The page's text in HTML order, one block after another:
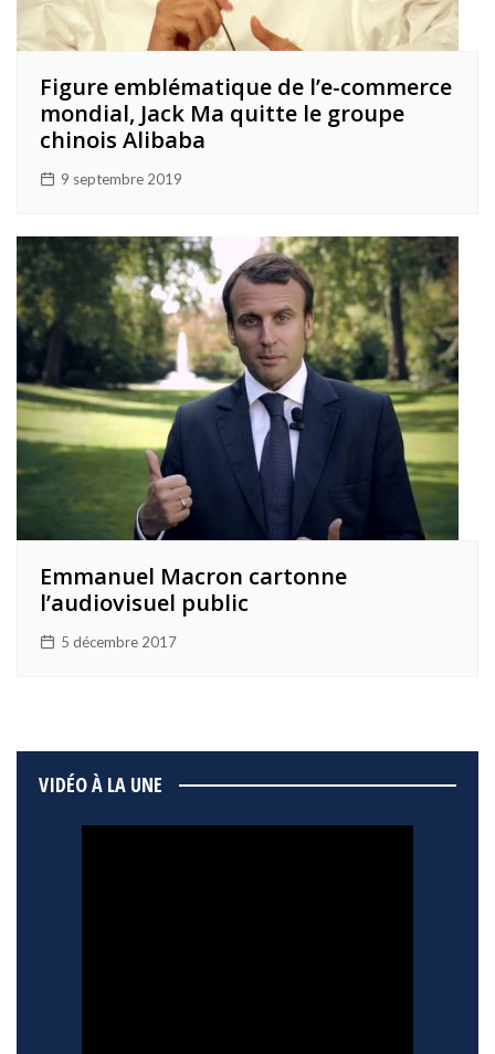
Figure emblématique de l’e-commerce
mondial, Jack Ma quitte le groupe
chinois Alibaba
9 septembre 2019
Emmanuel Macron cartonne
l’audiovisuel public
5 décembre 2017
VIDÉO À LA UNE